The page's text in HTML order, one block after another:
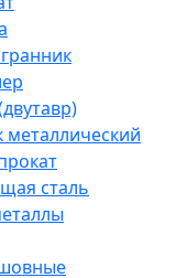
металлический
сталь